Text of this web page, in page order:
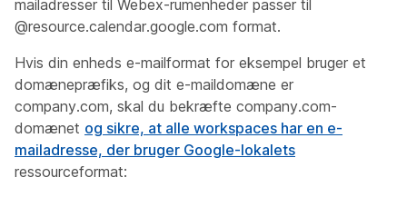
mailadresser til Webex-rumenheder passer til
@resource.calendar.google.com format.
Hvis din enheds e-mailformat for eksempel bruger et
domænepræfiks, og dit e-maildomæne er
company.com, skal du bekræfte company.com-
domænet og sikre, at alle workspaces har en e-
mailadresse, der bruger Google-lokalets
ressourceformat: